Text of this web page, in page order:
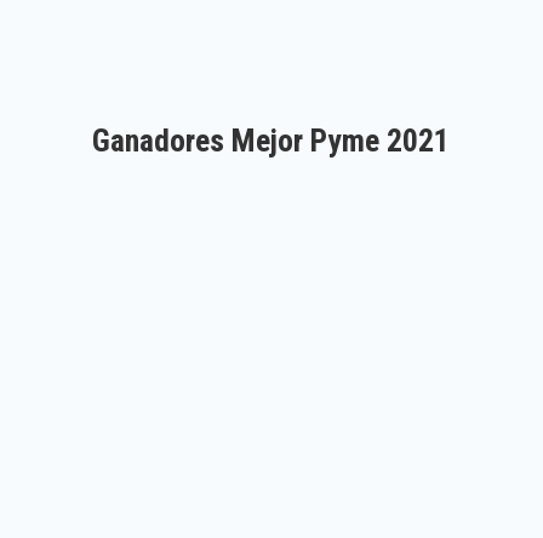
Ganadores Mejor Pyme 2021